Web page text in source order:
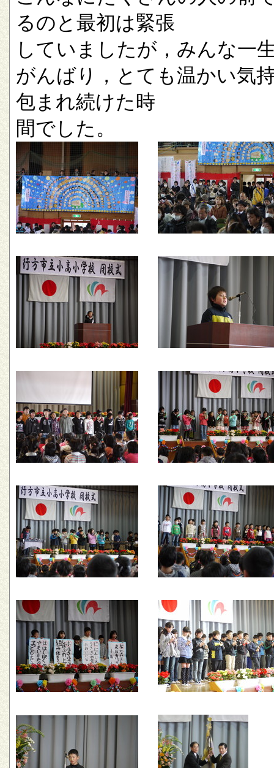
るのと最初は緊張
していましたが，みんな一
がんばり，とても温かい気
包まれ続けた時
間でした。